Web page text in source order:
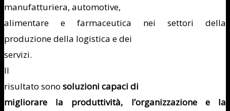
manufatturiera, automotive,
alimentare e farmaceutica nei settori della
produzione della logistica e dei
servizi.
Il
risultato sono soluzioni capaci di
migliorare la produttività, l’organizzazione e la